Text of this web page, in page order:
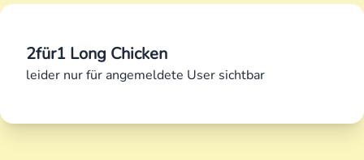
2für1 Long Chicken
leider nur für angemeldete User sichtbar